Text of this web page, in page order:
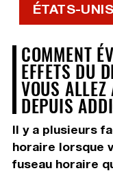
ÉTATS-
COMMENT
EFFETS DU
VOUS
DEPUIS
Il y a plusieurs
horaire lorsque
fuseau horaire